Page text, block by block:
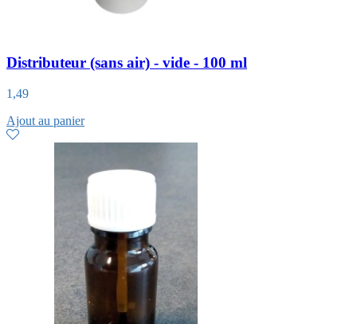
Distributeur (sans air) - vide - 100 ml
1,49
Ajout au panier